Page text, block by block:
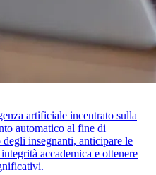
artificiale incentrato sulla
automatico al fine di
insegnanti, anticipare le
accademica e ottenere